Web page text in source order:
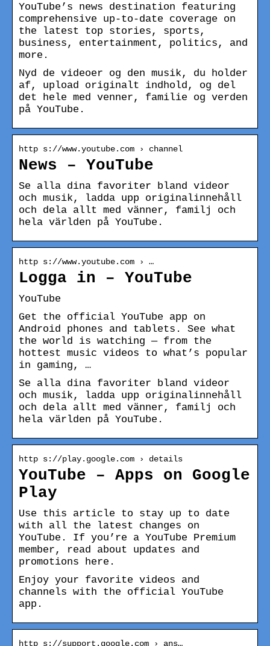
YouTube’s news destination featuring
comprehensive up-to-date coverage on
the latest top stories, sports,
business, entertainment, politics, and
more.
Nyd de videoer og den musik, du holder
af, upload originalt indhold, og del
det hele med venner, familie og verden
på YouTube.
http s://www.youtube.com › channel
News – YouTube
Se alla dina favoriter bland videor
och musik, ladda upp originalinnehåll
och dela allt med vänner, familj och
hela världen på YouTube.
http s://www.youtube.com › …
Logga in – YouTube
YouTube
Get the official YouTube app on
Android phones and tablets. See what
the world is watching — from the
hottest music videos to what’s popular
in gaming, …
Se alla dina favoriter bland videor
och musik, ladda upp originalinnehåll
och dela allt med vänner, familj och
hela världen på YouTube.
http s://play.google.com › details
YouTube – Apps on Google
Play
Use this article to stay up to date
with all the latest changes on
YouTube. If you’re a YouTube Premium
member, read about updates and
promotions here.
Enjoy your favorite videos and
channels with the official YouTube
app.
http s://support.google.com › ans…